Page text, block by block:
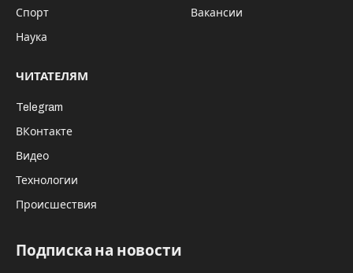
Спорт
Наука
Вакансии
ЧИТАТЕЛЯМ
Telegram
ВКонтакте
Видео
Технологии
Происшествия
Подписка на новости